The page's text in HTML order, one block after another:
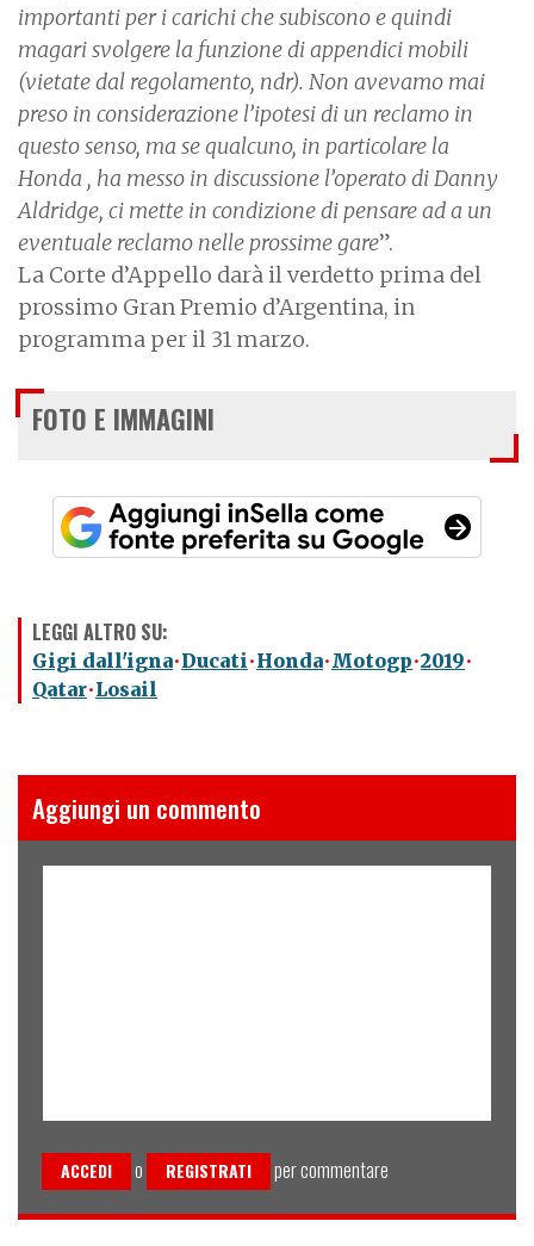
importanti per i carichi che subiscono e quindi
magari svolgere la funzione di appendici mobili
(vietate dal regolamento, ndr). Non avevamo mai
preso in considerazione l’ipotesi di un reclamo in
questo senso, ma se qualcuno, in particolare la
Honda , ha messo in discussione l’operato di Danny
Aldridge, ci mette in condizione di pensare ad a un
eventuale reclamo nelle prossime gare”.
La Corte d’Appello darà il verdetto prima del
prossimo Gran Premio d’Argentina, in
programma per il 31 marzo.
FOTO E IMMAGINI
LEGGI ALTRO SU:
Gigi dall'igna Ducati Honda Motogp 2019
Qatar Losail
Aggiungi un commento
ACCEDI o REGISTRATI per commentare